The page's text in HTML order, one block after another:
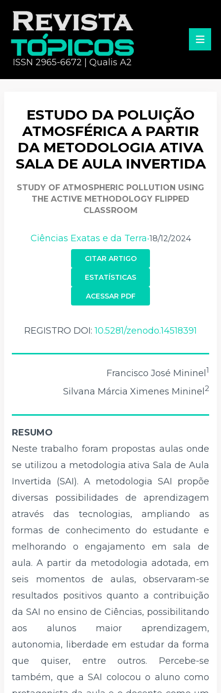
ISSN 2965-6672 | Qualis A2
ESTUDO DA POLUIÇÃO
ATMOSFÉRICA A PARTIR
DA METODOLOGIA ATIVA
SALA DE AULA INVERTIDA
STUDY OF ATMOSPHERIC POLLUTION USING
THE ACTIVE METHODOLOGY FLIPPED
CLASSROOM
Ciências Exatas e da Terra •18/12/2024
CITAR ARTIGO
ACESSAR PDF
ESTATÍSTICAS
REGISTRO DOI:10.5281/zenodo.14518391
Francisco José Mininel1
Silvana Márcia Ximenes Mininel2
RESUMO
Neste trabalho foram propostas aulas onde
se utilizou a metodologia ativa Sala de Aula
Invertida (SAI). A metodologia SAI propõe
diversas possibilidades de aprendizagem
através das tecnologias, ampliando as
formas de conhecimento do estudante e
melhorando o engajamento em sala de
aula. A partir da metodologia adotada, em
seis momentos de aulas, observaram-se
resultados positivos quanto a contribuição
da SAI no ensino de Ciências, possibilitando
aos alunos maior aprendizagem,
autonomia, liberdade em estudar da forma
que quiser, entre outros. Percebe-se
também, que a SAI colocou o aluno como